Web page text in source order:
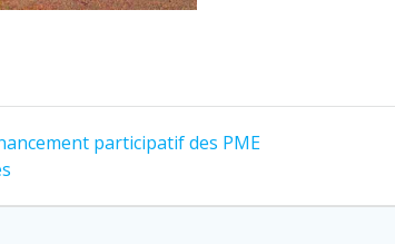
participatif des PME